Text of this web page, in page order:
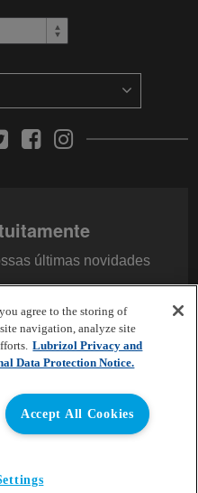
últimas novidades
Materials, Inc. | All
agree to the storing of
navigation, analyze site
Lubrizol Privacy and
Data Protection Notice.
Accept All Cookies